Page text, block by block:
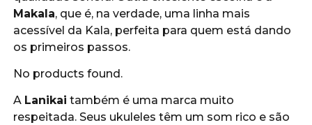
Makala, que é, na verdade, uma linha mais
acessível da Kala, perfeita para quem está dando
os primeiros passos.
No products found.
A Lanikai também é uma marca muito
respeitada. Seus ukuleles têm um som rico e são